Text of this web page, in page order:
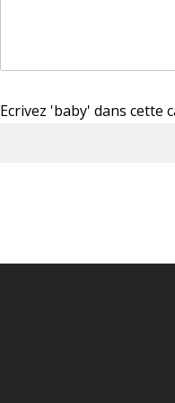
Ecrivez 'baby' dans cette